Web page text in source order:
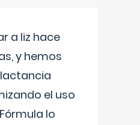
a liz hace
y hemos
el uso
lo